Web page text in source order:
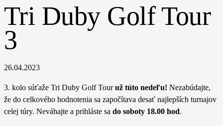
Tri Duby Golf Tour
3
26.04.2023
3. kolo súťaže Tri Duby Golf Touruž túto nedeľu! Nezabúdajte,
že do celkového hodnotenia sa započítava desať najlepších turnajov
celej túry. Neváhajte a prihláste sa do soboty 18.00 hod.